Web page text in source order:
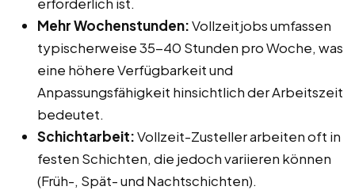
Mehr Wochenstunden:Vollzeitjobs umfassen
typischerweise 35-40 Stunden pro Woche, was
eine höhere Verfügbarkeit und
Anpassungsfähigkeit hinsichtlich der Arbeitszeit
bedeutet.
Schichtarbeit:Vollzeit-Zusteller arbeiten oft in
festen Schichten, die jedoch variieren können
(Früh-, Spät- und Nachtschichten).